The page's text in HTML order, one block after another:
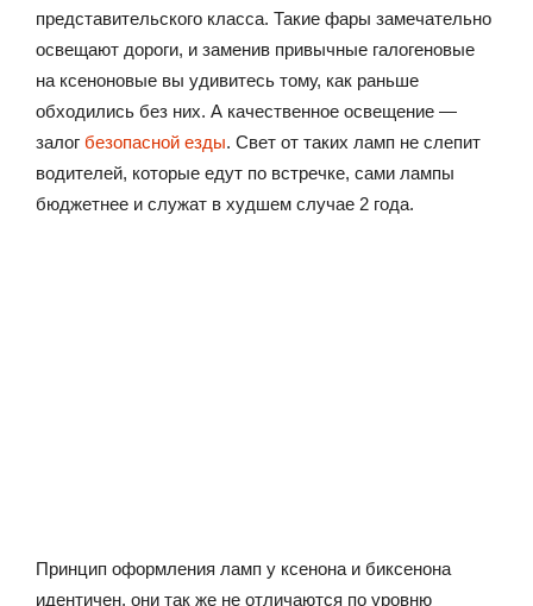
представительского класса. Такие фары замечательно
освещают дороги, и заменив привычные галогеновые
на ксеноновые вы удивитесь тому, как раньше
обходились без них. А качественное освещение —
залог безопасной езды. Свет от таких ламп не слепит
водителей, которые едут по встречке, сами лампы
бюджетнее и служат в худшем случае 2 года.
Принцип оформления ламп у ксенона и биксенона
идентичен, они так же не отличаются по уровню